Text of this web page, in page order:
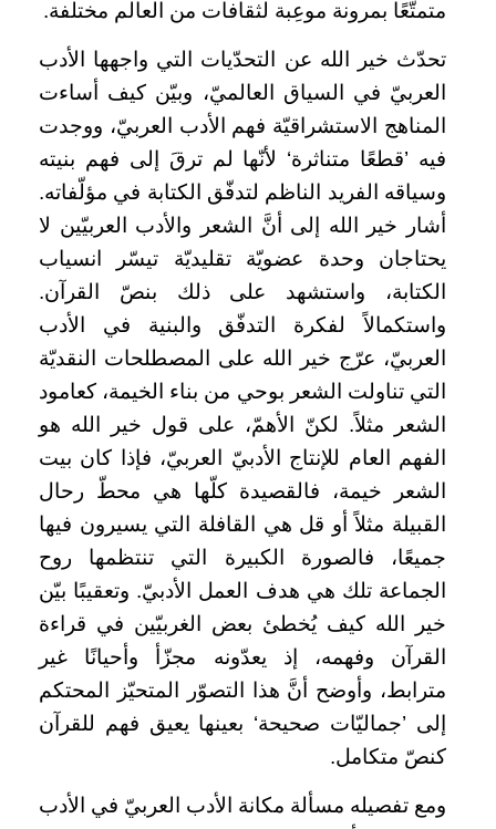
متمتّعًا بمرونة موعِبة لثقافات من العالم مختلفة.
تحدّث خير الله عن التحدّيات التي واجهها الأدب
العربيّ في السياق العالميّ، وبيّن كيف أساءت
المناهج الاستشراقيّة فهم الأدب العربيّ، ووجدت
فيه ’قطعًا متناثرة‘ لأنّها لم ترقَ إلى فهم بنيته
وسياقه الفريد الناظم لتدفّق الكتابة في مؤلّفاته.
أشار خير الله إلى أنَّ الشعر والأدب العربيّين لا
يحتاجان وحدة عضويّة تقليديّة تيسّر انسياب
الكتابة، واستشهد على ذلك بنصّ القرآن.
واستكمالاً لفكرة التدفّق والبنية في الأدب
العربيّ، عرّج خير الله على المصطلحات النقديّة
التي تناولت الشعر بوحي من بناء الخيمة، كعامود
الشعر مثلاً. لكنّ الأهمّ، على قول خير الله هو
الفهم العام للإنتاج الأدبيّ العربيّ، فإذا كان بيت
الشعر خيمة، فالقصيدة كلّها هي محطّ رحال
القبيلة مثلاً أو قل هي القافلة التي يسيرون فيها
جميعًا، فالصورة الكبيرة التي تنتظمها روح
الجماعة تلك هي هدف العمل الأدبيّ. وتعقيبًا بيّن
خير الله كيف يُخطئ بعض الغربيّين في قراءة
القرآن وفهمه، إذ يعدّونه مجزّأ وأحيانًا غير
مترابط، وأوضح أنَّ هذا التصوّر المتحيّز المحتكم
إلى ’جماليّات صحيحة‘ بعينها يعيق فهم للقرآن
كنصّ متكامل.
ومع تفصيله مسألة مكانة الأدب العربيّ في الأدب